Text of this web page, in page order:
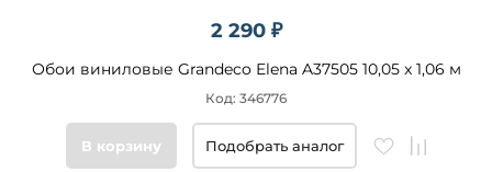
2 290 ₽
Обои виниловые Grandeco Elena A37505 10,05 x 1,06 м
Код: 346776
В корзину Подобрать аналог